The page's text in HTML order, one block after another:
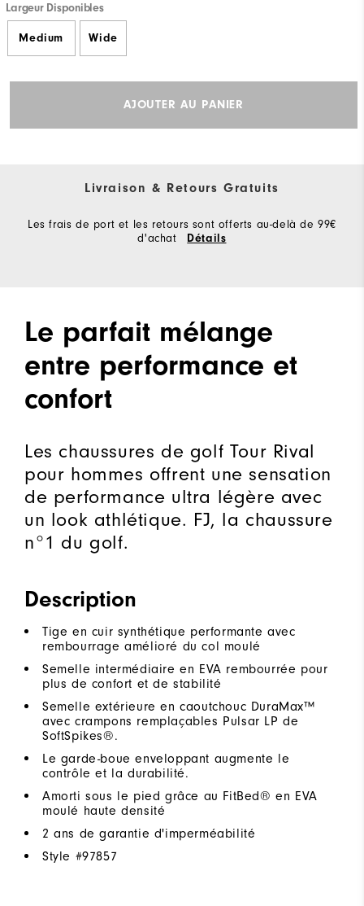
Largeur Disponibles
Medium Wide
AJOUTER AU PANIER
Livraison & Retours Gratuits
Les frais de port et les retours sont offerts au-delà de 99€
d'achat
Détails
Le parfait mélange
entre performance et
confort
Les chaussures de golf Tour Rival
pour hommes offrent une sensation
de performance ultra légère avec
un look athlétique. FJ, la chaussure
n°1 du golf.
Description
Tige en cuir synthétique performante avec
rembourrage amélioré du col moulé
Semelle intermédiaire en EVA rembourrée pour
plus de confort et de stabilité
Semelle extérieure en caoutchouc DuraMax™
avec crampons remplaçables Pulsar LP de
SoftSpikes®.
Le garde-boue enveloppant augmente le
contrôle et la durabilité.
Amorti sous le pied grâce au FitBed® en EVA
moulé haute densité
2 ans de garantie d'imperméabilité
Style #97857